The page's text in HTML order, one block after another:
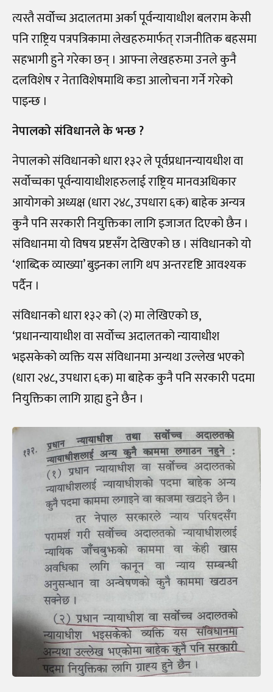
त्यस्तै सर्वोच्च अदालतमा अर्का पूर्वन्यायाधीश बलराम केसी
पनि राष्ट्रिय पत्रपत्रिकामा लेखहरुमार्फत् राजनीतिक बहसमा
सहभागी हुने गरेका छन् । आफ्ना लेखहरुमा उनले कुनै
दलविशेष र नेताविशेषमाथि कडा आलोचना गर्ने गरेको
पाइन्छ ।
नेपालको संविधानले के भन्छ ?
नेपालको संविधानको धारा १३२ ले पूर्वप्रधानन्यायधीश वा
सर्वोच्चका पूर्वन्यायाधीशहरुलाई राष्ट्रिय मानवअधिकार
आयोगको अध्यक्ष (धारा २४८, उपधारा ६क) बाहेक अन्यत्र
कुनै पनि सरकारी नियुक्तिका लागि इजाजत दिएको छैन ।
संविधानमा यो विषय प्रष्टसँग देखिएको छ । संविधानको यो
‘शाब्दिक व्याख्या’ बुझ्नका लागि थप अन्तरदृष्टि आवश्यक
पर्दैन ।
संविधानको धारा १३२ को (२) मा लेखिएको छ,
‘प्रधानन्यायाधीश वा सर्वोच्च अदालतको न्यायाधीश
भइसकेको व्यक्ति यस संविधानमा अन्यथा उल्लेख भएको
(धारा २४८, उपधारा ६क) मा बाहेक कुनै पनि सरकारी पदमा
नियुक्तिका लागि ग्राह्य हुने छैन ।